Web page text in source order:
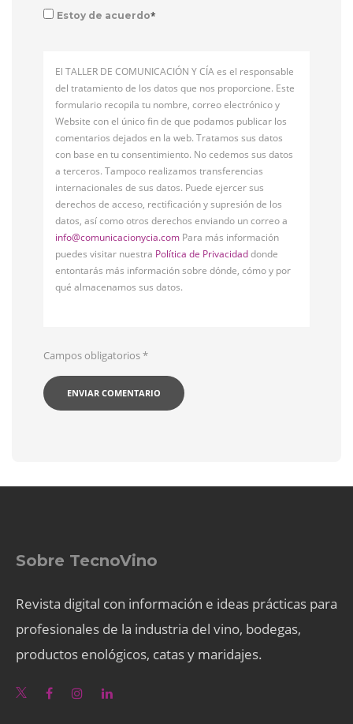
Estoy de acuerdo*
El TALLER DE COMUNICACIÓN Y CÍA es el responsable
del tratamiento de los datos que nos proporcione. Este
formulario recopila tu nombre, correo electrónico y
Website con el único fin de que podamos publicar los
comentarios dejados en la web. Tratamos sus datos
con base en tu consentimiento. No cedemos sus datos
a terceros. Tampoco realizamos transferencias
internacionales de sus datos. Puede ejercer sus
derechos de acceso, rectificación y supresión de los
datos, así como otros derechos enviando un correo a
info@comunicacionycia.com Para más información
puedes visitar nuestra Política de Privacidaddonde
entontarás más información sobre dónde, cómo y por
qué almacenamos sus datos.
Campos obligatorios*
Sobre TecnoVino
Revista digital con información e ideas prácticas para
profesionales de la industria del vino, bodegas,
productos enológicos, catas y maridajes.